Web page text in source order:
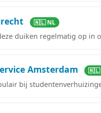
🇳🇱 NL
duiken regelmatig op in
Amsterdam 🇳🇱
bij